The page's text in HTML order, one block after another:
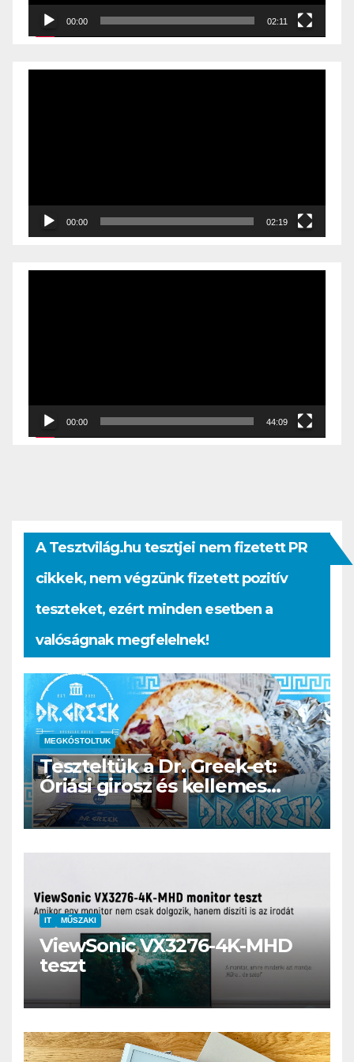
00:00 02:11
00:00 02:19
00:00 44:09
A Tesztvilág.hu tesztjei nem fizetett PR
cikkek, nem végzünk fizetett pozitív
teszteket, ezért minden esetben a
valóságnak megfelelnek!
MEGKÓSTOLTUK
Teszteltük a Dr. Greek-et:
Óriási girosz és kellemes
kerthelyiség Csepel szívében
IT MŰSZAKI
ViewSonic VX3276-4K-MHD
teszt